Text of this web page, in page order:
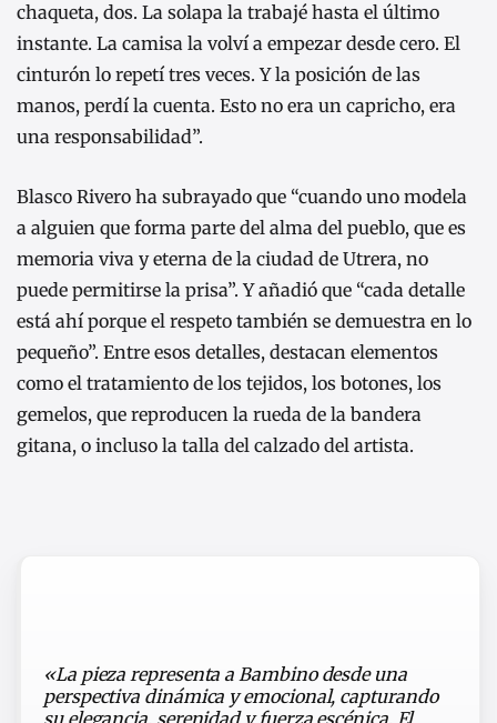
chaqueta, dos. La solapa la trabajé hasta el último
instante. La camisa la volví a empezar desde cero. El
cinturón lo repetí tres veces. Y la posición de las
manos, perdí la cuenta. Esto no era un capricho, era
una responsabilidad”.
Blasco Rivero ha subrayado que “cuando uno modela
a alguien que forma parte del alma del pueblo, que es
memoria viva y eterna de la ciudad de Utrera, no
puede permitirse la prisa”. Y añadió que “cada detalle
está ahí porque el respeto también se demuestra en lo
pequeño”. Entre esos detalles, destacan elementos
como el tratamiento de los tejidos, los botones, los
gemelos, que reproducen la rueda de la bandera
gitana, o incluso la talla del calzado del artista.
«La pieza representa a Bambino desde una
perspectiva dinámica y emocional, capturando